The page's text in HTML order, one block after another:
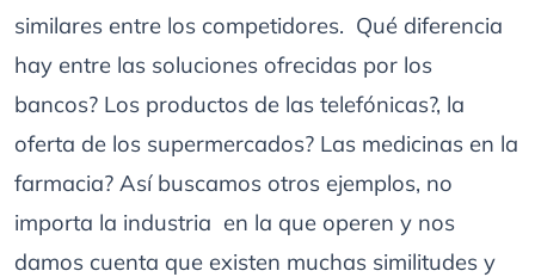
similares entre los competidores. Qué diferencia
hay entre las soluciones ofrecidas por los
bancos? Los productos de las telefónicas?, la
oferta de los supermercados? Las medicinas en la
farmacia? Así buscamos otros ejemplos, no
importa la industria en la que operen y nos
damos cuenta que existen muchas similitudes y